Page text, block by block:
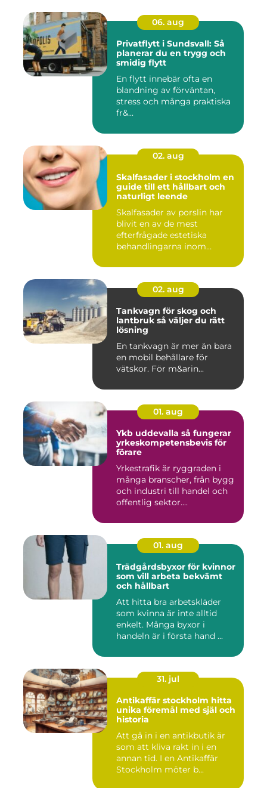
06. aug
Privatflytt i Sundsvall: Så
planerar du en trygg och
smidig flytt
En flytt innebär ofta en
blandning av förväntan,
stress och många praktiska
fr&...
02. aug
Skalfasader i stockholm en
guide till ett hållbart och
naturligt leende
Skalfasader av porslin har
blivit en av de mest
efterfrågade estetiska
behandlingarna inom
02. aug
Tankvagn för skog och
lantbruk så väljer du rätt
lösning
En tankvagn är mer än bara
en mobil behållare för
vätskor. För m&arin...
01. aug
Ykb uddevalla så fungerar
yrkeskompetensbevis för
förare
Yrkestrafik är ryggraden i
många branscher, från bygg
och industri till handel och
offentlig sektor....
01. aug
Trädgårdsbyxor för kvinnor
som vill arbeta bekvämt
och hållbart
Att hitta bra arbetskläder
som kvinna är inte alltid
enkelt. Många byxor i
handeln är i första hand ...
31. jul
Antikaffär stockholm hitta
unika föremål med själ och
historia
Att gå in i en antikbutik är
som att kliva rakt in i en
annan tid. I en Antikaffär
Stockholm möter b...